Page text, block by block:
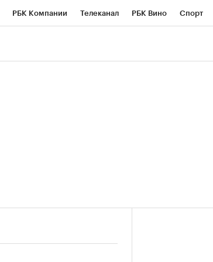
РБК Компании Телеканал РБК Вино Спорт